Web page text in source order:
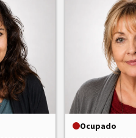
Ocupado